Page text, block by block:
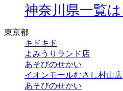
神奈川県一覧
東京都
キドキド
よみうりランド店
あそびのせかい
イオンモールむさし村山店
あそびのせかい